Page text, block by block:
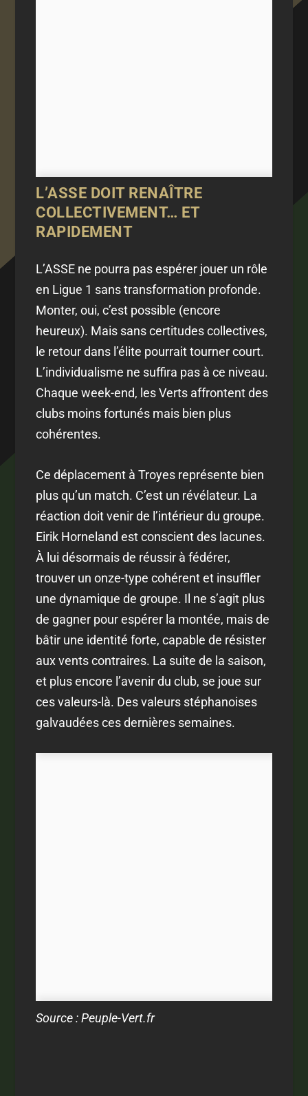
L’ASSE DOIT RENAÎTRE
COLLECTIVEMENT… ET
RAPIDEMENT
L’ASSE ne pourra pas espérer jouer un rôle
en Ligue 1 sans transformation profonde.
Monter, oui, c’est possible (encore
heureux). Mais sans certitudes collectives,
le retour dans l’élite pourrait tourner court.
L’individualisme ne suffira pas à ce niveau.
Chaque week-end, les Verts affrontent des
clubs moins fortunés mais bien plus
cohérentes.
Ce déplacement à Troyes représente bien
plus qu’un match. C’est un révélateur. La
réaction doit venir de l’intérieur du groupe.
Eirik Horneland est conscient des lacunes.
À lui désormais de réussir à fédérer,
trouver un onze-type cohérent et insuffler
une dynamique de groupe. Il ne s’agit plus
de gagner pour espérer la montée, mais de
bâtir une identité forte, capable de résister
aux vents contraires. La suite de la saison,
et plus encore l’avenir du club, se joue sur
ces valeurs-là. Des valeurs stéphanoises
galvaudées ces dernières semaines.
Source : Peuple-Vert.fr